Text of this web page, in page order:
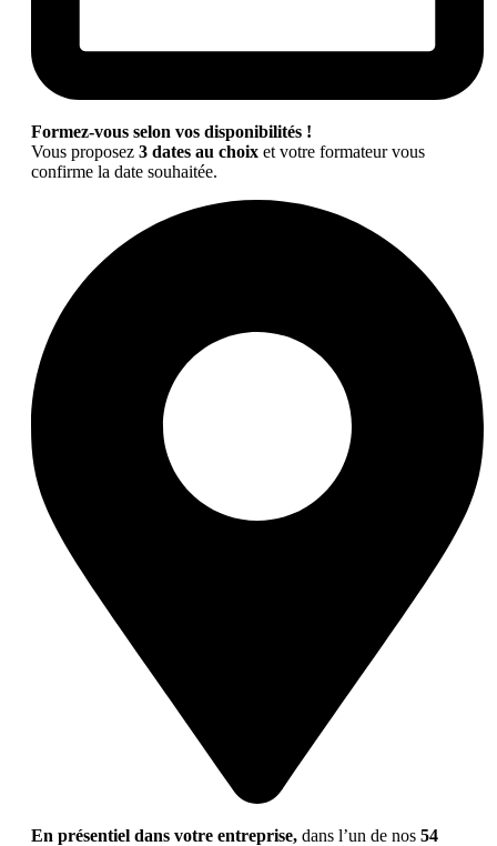
Formez-vous selon vos disponibilités !
Vous proposez 3 dates au choix et votre formateur vous
confirme la date souhaitée.
En présentiel dans votre entreprise, dans l’un de nos 54